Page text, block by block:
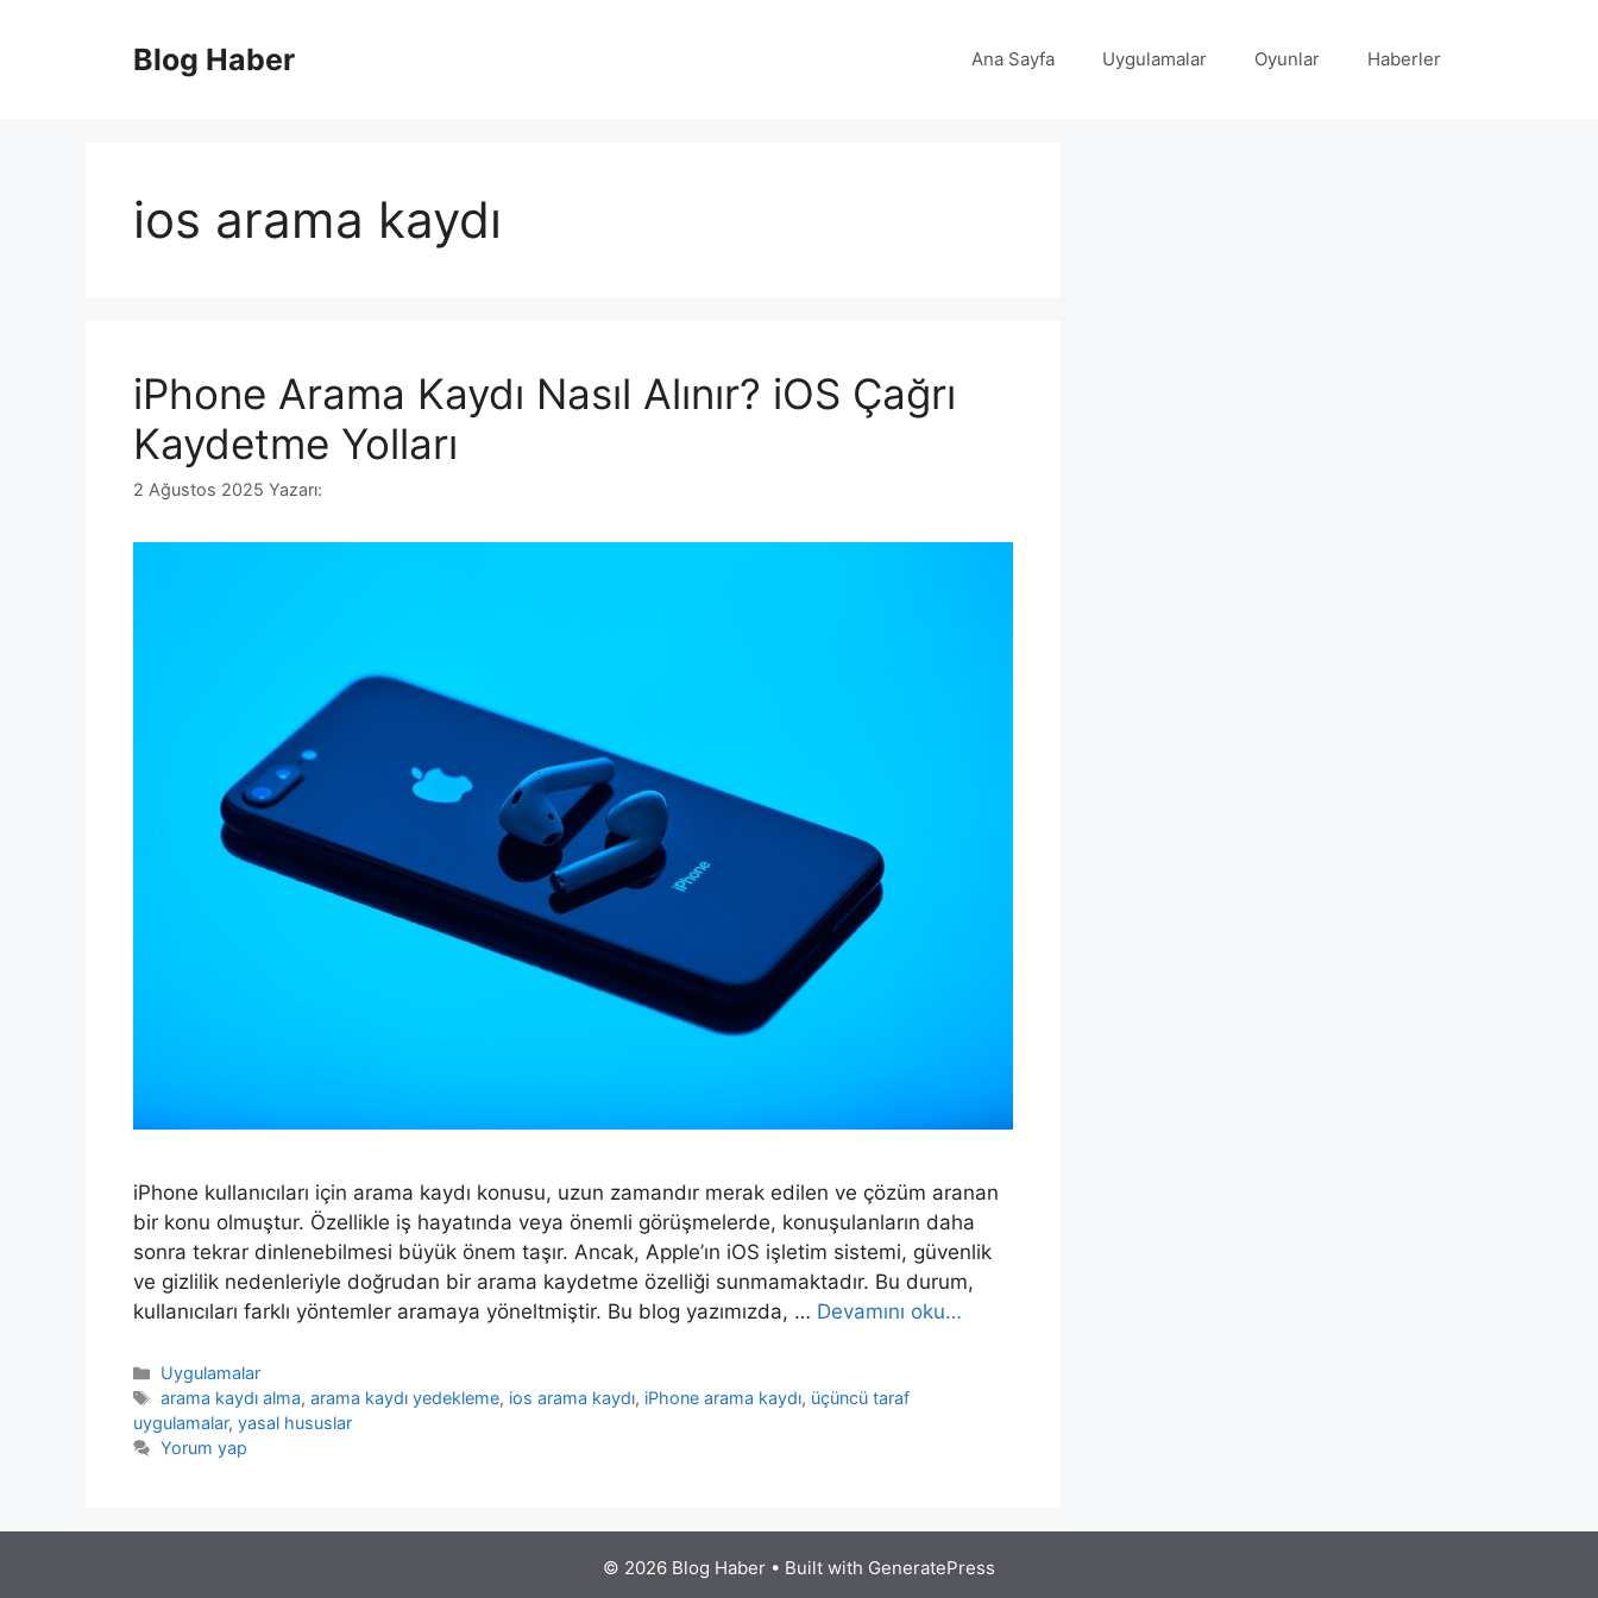
Blog Haber Ana Sayfa Uygulamalar Oyunlar Haberler
ios arama kaydı
iPhone Arama Kaydı Nasıl Alınır? iOS Çağrı
Kaydetme Yolları
2 Ağustos 2025 Yazarı:
iPhone kullanıcıları için arama kaydı konusu, uzun zamandır merak edilen ve çözüm aranan
bir konu olmuştur. Özellikle iş hayatında veya önemli görüşmelerde, konuşulanların daha
sonra tekrar dinlenebilmesi büyük önem taşır. Ancak, Apple’ın iOS işletim sistemi, güvenlik
ve gizlilik nedenleriyle doğrudan bir arama kaydetme özelliği sunmamaktadır. Bu durum,
kullanıcıları farklı yöntemler aramaya yöneltmiştir. Bu blog yazımızda, … Devamını oku…
Kategoriler
Uygulamalar
Etiketler
arama kaydı alma,arama kaydı yedekleme, ios arama kaydı, iPhone arama kaydı, üçüncü taraf
uygulamalar, yasal hususlar
Yorum yap
© 2026 Blog Haber • Built with GeneratePress